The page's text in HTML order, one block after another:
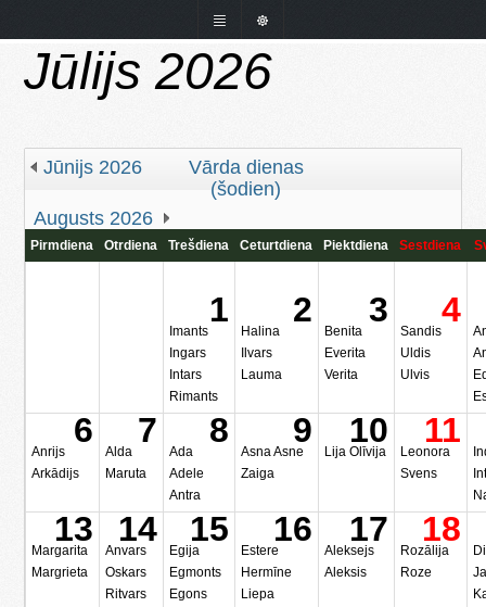
Jūlijs 2026
Jūnijs 2026
Vārda dienas
(šodien)
Augusts 2026
Pirmdiena Otrdiena Trešdiena Ceturtdiena Piektdiena Sestdiena
1
Imants
Ingars
Intars
Rimants
2
Halina
Ilvars
Lauma
3
Benita
Everita
Verita
4
Sandis
Uldis
Ulvis
6
Anrijs
Arkādijs
7
Alda
Maruta
8
Ada
Adele
Antra
9
Asna Asne
Zaiga
10
Lija Olīvija
11
Leonora
Svens
13
Margarita
Margrieta
14
Anvars
Oskars
Ritvars
15
Egija
Egmonts
Egons
16
Estere
Hermīne
Liepa
17
Aleksejs
Aleksis
18
Rozālija
Roze